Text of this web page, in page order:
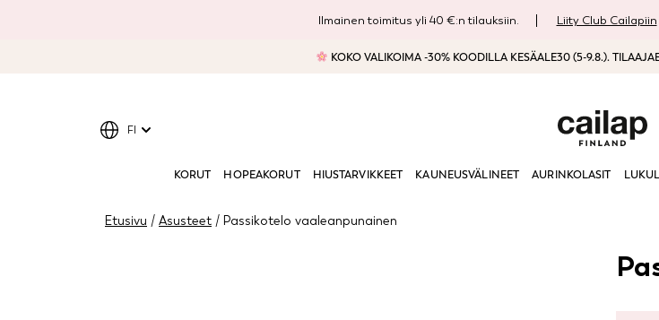
Ilmainen toimitus yli 40 €:n tilauksiin. Liity Club Cailapiin
KOKO VALIKOIMA -30% KOODILLA KESÄALE30 (5-9.8.).
KORUT HOPEAKORUT HIUSTARVIKKEET KAUNEUSVÄLINEET AURINKOLASIT
FI
Etusivu / Asusteet / Passikotelo vaaleanpunainen